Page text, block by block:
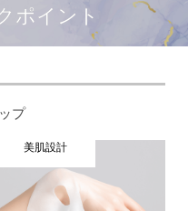
ポイント
プ
美肌設計